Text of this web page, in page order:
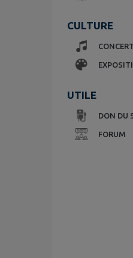
CULTURE
CONCERT
UTILE
DON DU
FORUM